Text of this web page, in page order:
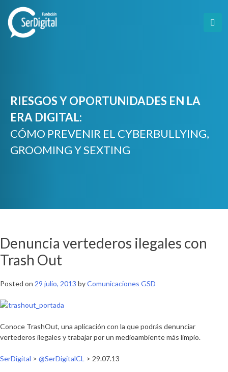
content
RIESGOS Y OPORTUNIDADES EN LA
ERA DIGITAL:
CÓMO PREVENIR EL CYBERBULLYING,
GROOMING Y SEXTING
Denuncia vertederos ilegales con
Trash Out
Posted on 29 julio, 2013 byComunicaciones GSD
Conoce TrashOut, una aplicación con la que podrás denunciar
vertederos ilegales y trabajar por un medioambiente más limpio.
SerDigital > @SerDigitalCL > 29.07.13